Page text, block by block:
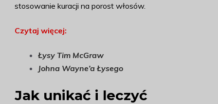
stosowanie kuracji na porost włosów.
Czytaj więcej:
Łysy Tim McGraw
Johna Wayne’a Łysego
Jak unikać i leczyć